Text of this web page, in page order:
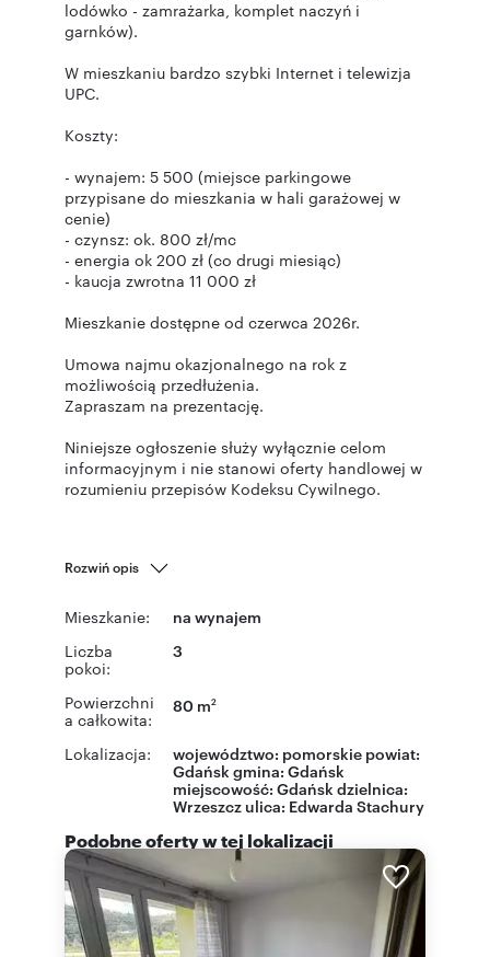
lodówko - zamrażarka, komplet naczyń i
garnków).
W mieszkaniu bardzo szybki Internet i telewizja
UPC.
Koszty:
- wynajem: 5 500 (miejsce parkingowe
przypisane do mieszkania w hali garażowej w
cenie)
- czynsz: ok. 800 zł/mc
- energia ok 200 zł (co drugi miesiąc)
- kaucja zwrotna 11 000 zł
Mieszkanie dostępne od czerwca 2026r.
Umowa najmu okazjonalnego na rok z
możliwością przedłużenia.
Zapraszam na prezentację.
Niniejsze ogłoszenie służy wyłącznie celom
informacyjnym i nie stanowi oferty handlowej w
rozumieniu przepisów Kodeksu Cywilnego.
Rozwiń opis
Mieszkanie: na wynajem
Liczba
pokoi:
3
Powierzchni
a całkowita:
80 m2
Lokalizacja: województwo: pomorskie powiat:
Gdańsk gmina:Gdańsk
miejscowość: Gdańsk dzielnica:
Wrzeszcz ulica: Edwarda Stachury
Podobne oferty w tej lokalizacji